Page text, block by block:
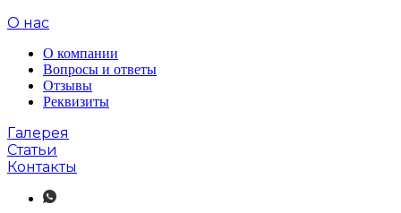
О нас
О компании
Вопросы и ответы
Отзывы
Реквизиты
Галерея
Статьи
Контакты